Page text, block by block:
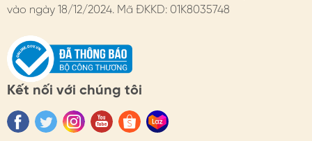
vào ngày 18/12/2024. Mã ĐKKD: 01K8035748
Kết nối với chúng tôi